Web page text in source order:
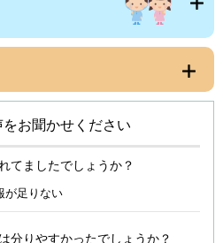
お聞かせください
てましたでしょうか？
が足りない
分りやすかったでしょうか？